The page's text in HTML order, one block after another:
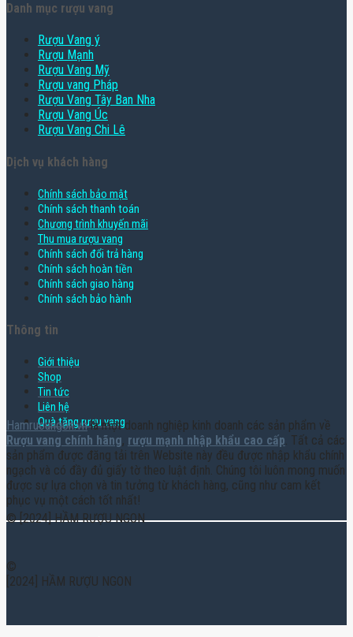
Danh mục rượu vang
Rượu Vang ý
Rượu Mạnh
Rượu Vang Mỹ
Rượu vang Pháp
Rượu Vang Tây Ban Nha
Rượu Vang Úc
Rượu Vang Chi Lê
Dịch vụ khách hàng
Chính sách bảo mật
Chính sách thanh toán
Chương trình khuyến mãi
Thu mua rượu vang
Chính sách đổi trả hàng
Chính sách hoàn tiền
Chính sách giao hàng
Chính sách bảo hành
Thông tin
Giới thiệu
Shop
Tin tức
Liên hệ
Quà tặng rượu vang
Hamruoungon.vnlà một doanh nghiệp kinh doanh các sản phẩm về
Rượu vang chính hãng, rượu mạnh nhập khẩu cao cấp. Tất cả các
sản phẩm được đăng tải trên Website này đều được nhập khẩu chính
ngạch và có đầy đủ giấy tờ theo luật định. Chúng tôi luôn mong muốn
được sự lựa chọn và tin tưởng từ khách hàng, cũng như cam kết
phục vụ một cách tốt nhất!
© [2024] HẦM RƯỢU NGON
©
[2024] HẦM RƯỢU NGON